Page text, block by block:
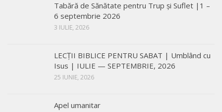
Tabără de Sănătate pentru Trup și Suflet |1 –
6 septembrie 2026
3 IULIE, 2026
LECŢII BIBLICE PENTRU SABAT | Umblând cu
Isus | IULIE — SEPTEMBRIE, 2026
25 IUNIE, 2026
Apel umanitar